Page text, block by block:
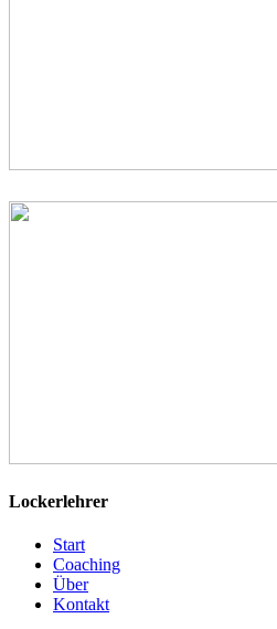
Lockerlehrer
Start
Coaching
Über
Kontakt